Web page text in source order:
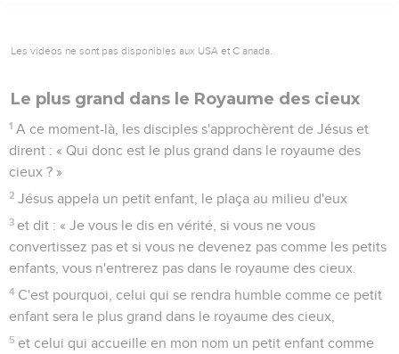
Les vidéos ne sont pas disponibles aux USA et C anada.
Le plus grand dans le Royaume des cieux
1 A ce moment-là, les disciples s'approchèrent de Jésus et
dirent : « Qui donc est le plus grand dans le royaume des
cieux ? »
2 Jésus appela un petit enfant, le plaça au milieu d'eux
3 et dit : « Je vous le dis en vérité, si vous ne vous
convertissez pas et si vous ne devenez pas comme les petits
enfants, vous n'entrerez pas dans le royaume des cieux.
4 C'est pourquoi, celui qui se rendra humble comme ce petit
enfant sera le plus grand dans le royaume des cieux,
5 et celui qui accueille en mon nom un petit enfant comme